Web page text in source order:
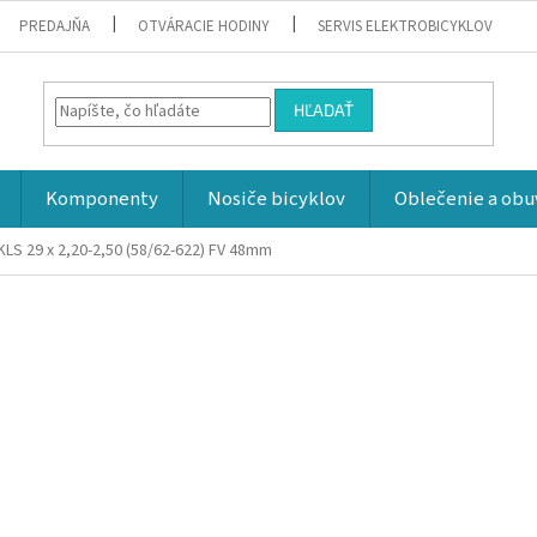
PREDAJŇA OTVÁRACIE HODINY SERVIS ELEKTROBICYKLOV
HĽADAŤ
Komponenty Nosiče bicyklov Oblečenie a
29 x 2,20-2,50 (58/62-622) FV 48mm